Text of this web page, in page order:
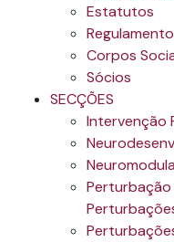
Estatutos
Corpos
Sócios
SECÇÕES
Intervenção
Perturbação